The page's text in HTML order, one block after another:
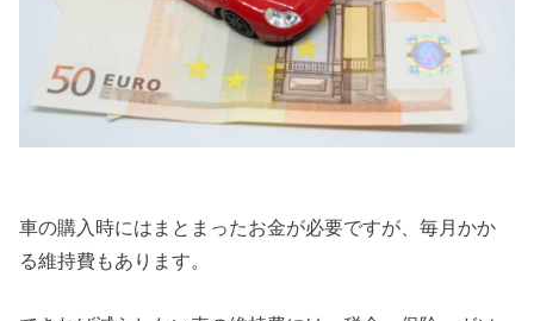
車の購入時にはまとまったお金が必要ですが、毎月かか
る維持費もあります。